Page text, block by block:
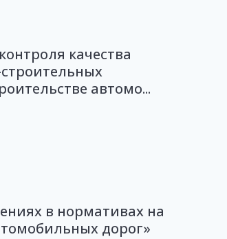
качества
автомо...
в нормативах на
дорог»